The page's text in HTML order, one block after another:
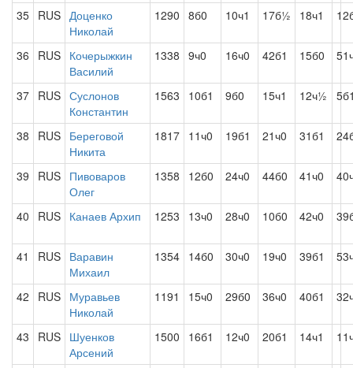
35 RUS Доценко
Николай
1290 8б0 10ч1 17б½ 18ч1
36 RUS Кочерыжкин
Василий
1338 9ч0 16ч0 42б1 15б0
37 RUS Суслонов
Константин
1563 10б1 9б0 15ч1 12ч½
38 RUS Береговой
Никита
1817 11ч0 19б1 21ч0 31б1
39 RUS Пивоваров
Олег
1358 12б0 24ч0 44б0 41ч0
40 RUS Канаев Архип 1253 13ч0 28ч0 10б0 42ч0
41 RUS Варавин
Михаил
1354 14б0 30ч0 19ч0 39б1
42 RUS Муравьев
Николай
1191 15ч0 29б0 36ч0 40б1
43 RUS Шуенков
Арсений
1500 16б1 12ч0 20б1 14ч1